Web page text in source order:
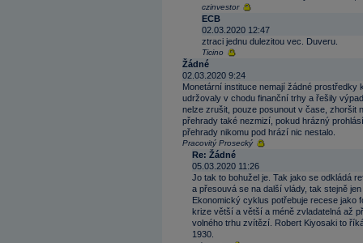
czinvestor
ECB
02.03.2020 12:47
ztraci jednu dulezitou vec. Duveru.
Ticino
Žádné
02.03.2020 9:24
Monetární instituce nemají žádné
udržovaly v chodu finanční trhy a řešily
nelze zrušit, pouze posunout v čase, zhoršit
přehrady také nezmizí, pokud hrázný
přehrady nikomu pod hrází nic nestalo.
Pracovitý Prosecký
Re: Žádné
05.03.2020 11:26
Jo tak to bohužel je. Tak jako se odkládá
a přesouvá se na další vlády, tak stejně
Ekonomický cyklus potřebuje recese jako
krize větší a větší a méně zvladatelná až
volného trhu zvítězí. Robert Kiyosaki to
1930.